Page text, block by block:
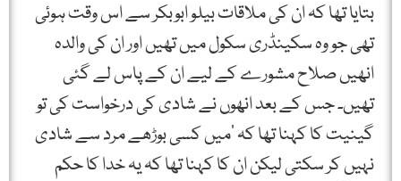
بتایا تھا کہ ان کی ملاقات بیلو ابوبکر سے اس وقت ہوئی
تھی جو وہ سکینڈری سکول میں تھیں اور ان کی والدہ
انھیں صلاح مشورے کے لیے ان کے پاس لے گئی
تھیں۔ جس کے بعد انھوں نے شادی کی درخواست کی تو
گینیت کا کہنا تھا کہ ‘میں کسی بوڑھے مرد سے شادی
نہیں کر سکتی لیکن ان کا کہنا تھا کہ یہ خدا کا حکم